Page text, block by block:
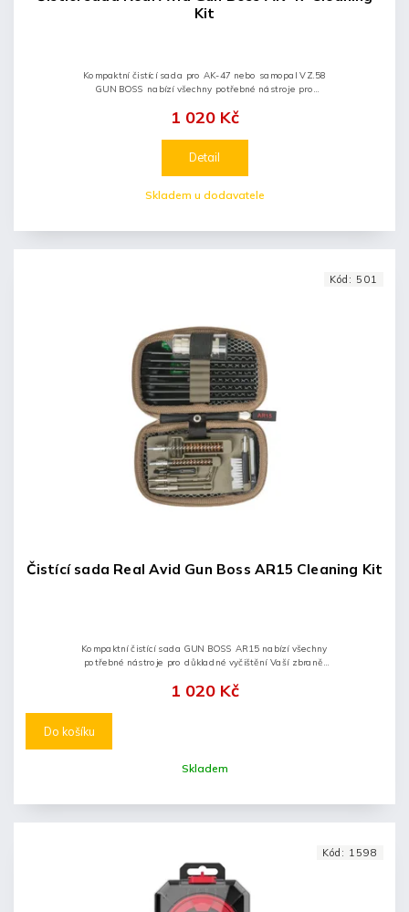
Kit
Skladem u dodavatele
1 020 Kč
Detail
Kompaktní čistící sada pro AK-47 nebo samopal VZ.58
GUN BOSS nabízí všechny potřebné nástroje pro
praktickém balení, kde...
Čistící sada Real Avid Gun Boss AR15 Cleaning Kit
Skladem
1 020 Kč
Do košíku
Kompaktní čistící sada GUN BOSS AR15 nabízí všechny
potřebné nástroje pro důkladné vyčištění Vaší zbraně.
všechny k...
Kód: 501
Kód: 1598